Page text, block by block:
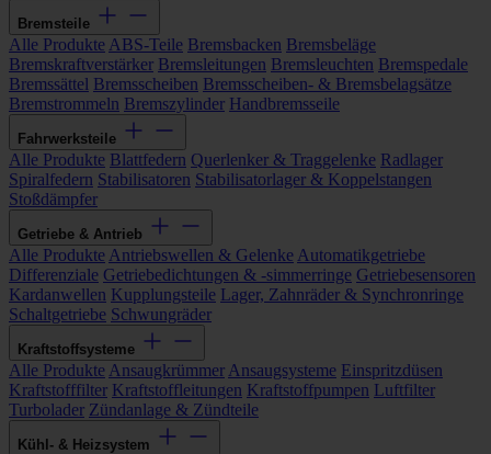
Bremsteile
Alle Produkte ABS-Teile Bremsbacken Bremsbeläge
Bremskraftverstärker Bremsleitungen Bremsleuchten Bremspedale
Bremssättel Bremsscheiben Bremsscheiben- & Bremsbelagsätze
Bremstrommeln Bremszylinder Handbremsseile
Fahrwerksteile
Alle Produkte Blattfedern Querlenker & Traggelenke Radlager
Spiralfedern Stabilisatoren Stabilisatorlager & Koppelstangen
Stoßdämpfer
Getriebe & Antrieb
Alle Produkte Antriebswellen & Gelenke Automatikgetriebe
Differenziale Getriebedichtungen & -simmerringe Getriebesensoren
Kardanwellen Kupplungsteile Lager, Zahnräder & Synchronringe
Schaltgetriebe Schwungräder
Kraftstoffsysteme
Alle Produkte Ansaugkrümmer Ansaugsysteme Einspritzdüsen
Kraftstofffilter Kraftstoffleitungen Kraftstoffpumpen Luftfilter
Turbolader Zündanlage & Zündteile
Kühl- & Heizsystem